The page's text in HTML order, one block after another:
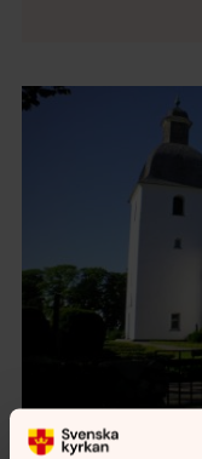
Foto: Anette Olofsson